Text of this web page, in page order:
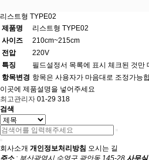
리스트형 TYPE02
제품명
리스트형 TYPE02
사이즈
210cm~215cm
전압
220V
특징
필드설정서 목록에 표시 체크된 것만
항목변경 항목은 사용자가 마음대로 조정가능
이곳에 제품설명을 넣어주세요
최고관리자 01-29 318
검색
회사소개 개인정보처리방침 오시는 길
주소: 부산광역시 수영구 광안동 145-28 사무